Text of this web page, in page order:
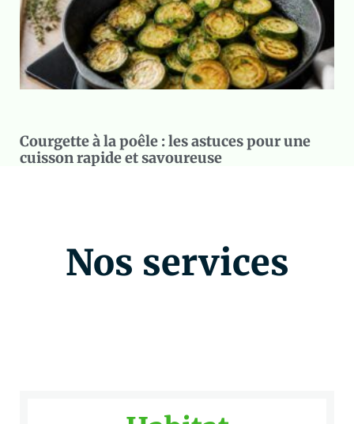
Courgette à la poêle : les astuces pour une
cuisson rapide et savoureuse
Nos services